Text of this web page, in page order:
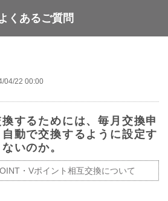
くあるご質問
04/22 00:00
するためには、毎月交換申
動で交換するように設定す
いのか。
・Vポイント相互交換について